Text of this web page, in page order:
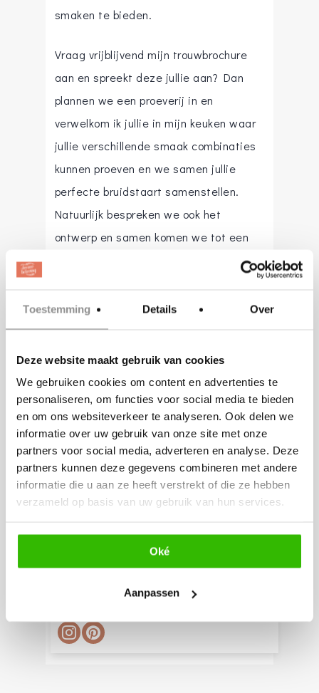
Toestemming Details Over
Deze website maakt gebruik van cookies
We gebruiken cookies om content en advertenties te
personaliseren, om functies voor social media te bieden
en om ons websiteverkeer te analyseren. Ook delen we
informatie over uw gebruik van onze site met onze
partners voor social media, adverteren en analyse. Deze
partners kunnen deze gegevens combineren met andere
informatie die u aan ze heeft verstrekt of die ze hebben
verzameld op basis van uw gebruik van hun services.
Oké
Aanpassen
smaken te bieden.
Vraag vrijblijvend mijn trouwbrochure
aan en spreekt deze jullie aan? Dan
plannen we een proeverij in en
verwelkom ik jullie in mijn keuken waar
jullie verschillende smaak combinaties
kunnen proeven en we samen jullie
perfecte bruidstaart samenstellen.
Natuurlijk bespreken we ook het
ontwerp en samen komen we tot een
bruidstaart creëren en zorg samen met
jullie trouwlocatie dat deze op het
juiste moment op de mooiste plek
staat. Wat jullie rest is genieten van
een geweldige dag!
Ik kijk er naar uit jullie te ontmoeten!
Liefs Kelly
www.kellyscakery.nl